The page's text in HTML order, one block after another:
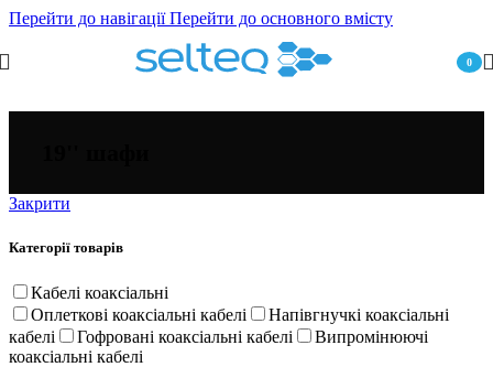
Перейти до навігаціїПерейти до основного вмісту
0
Закрити
Категорії товарів
Кабелі коаксіальні
Оплеткові коаксіальні кабелі
Напівгнучкі коаксіальні
кабелі
Гофровані коаксіальні кабелі
Випромінюючі
коаксіальні кабелі